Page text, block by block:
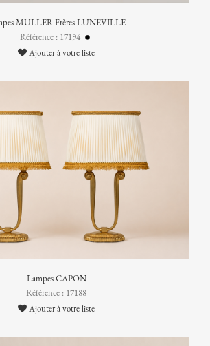
MULLER Frères LUNEVILLE
Référence : 17194
Ajouter à votre liste
Lampes CAPON
Référence : 17188
Ajouter à votre liste